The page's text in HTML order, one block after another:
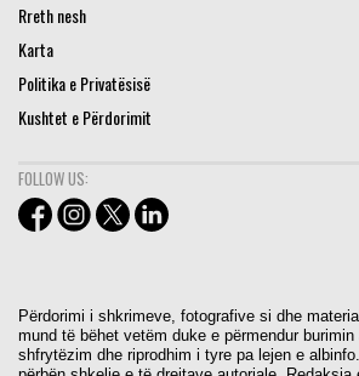
Rreth nesh
Karta
Politika e Privatësisë
Kushtet e Përdorimit
FOLLOW US:
Përdorimi i shkrimeve, fotografive si dhe
mund të bëhet vetëm duke e përmendur
shfrytëzim dhe riprodhim i tyre pa lejen e